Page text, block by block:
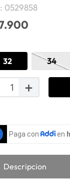
: 0529858
.900
tu talla
32 34
＋
Descripcion